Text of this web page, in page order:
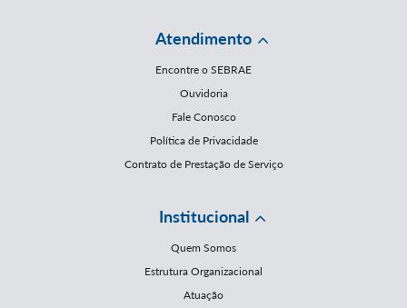
Atendimento
Encontre o SEBRAE
Ouvidoria
Fale Conosco
Política de Privacidade
Contrato de Prestação de Serviço
Institucional
Quem Somos
Estrutura Organizacional
Atuação